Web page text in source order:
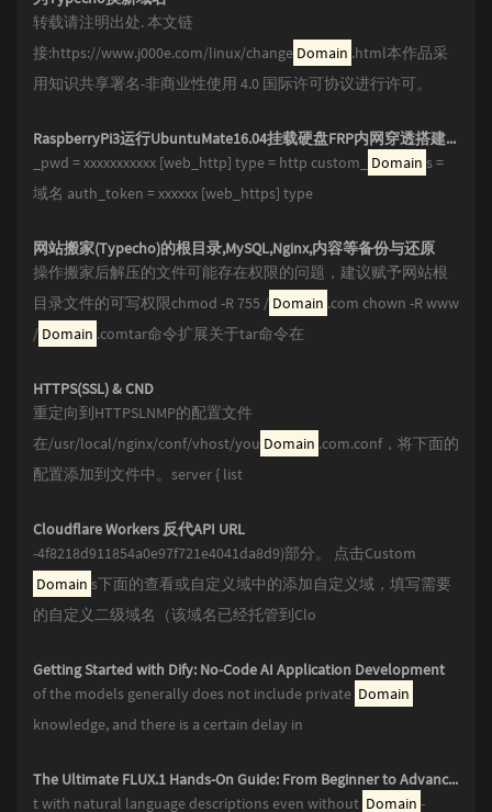
转载请注明出处. 本文链
接:https://www.j000e.com/linux/change Domain .html本作品采
用知识共享署名-非商业性使用 4.0 国际许可协议进行许可。
RaspberryPi3运行UbuntuMate16.04挂载硬盘FRP内网穿透搭建Wordpress在线电影网站
_pwd = xxxxxxxxxxx [web_http] type = http custom_
Domain s =
域名 auth_token = xxxxxx [web_https] type
网站搬家(Typecho)的根目录,MySQL,Nginx,内容等备份与还原
操作搬家后解压的文件可能存在权限的问题，建议赋予网站根
目录文件的可写权限chmod -R 755 / Domain .com chown -R www
/ Domain .comtar命令扩展关于tar命令在
HTTPS(SSL) & CND
重定向到HTTPSLNMP的配置文件
在/usr/local/nginx/conf/vhost/you Domain .com.conf，将下面的
配置添加到文件中。server { list
Cloudflare Workers 反代API URL
-4f8218d911854a0e97f721e4041da8d9)部分。 点击Custom
Domain s下面的查看或自定义域中的添加自定义域，填写需要
的自定义二级域名（该域名已经托管到Clo
Getting Started with Dify: No-Code AI Application Development
of the models generally does not include private Domain
knowledge, and there is a certain delay in
The Ultimate FLUX.1 Hands-On Guide: From Beginner to Advanced with LoRA and ControlNet
t with natural language descriptions even without Domain -